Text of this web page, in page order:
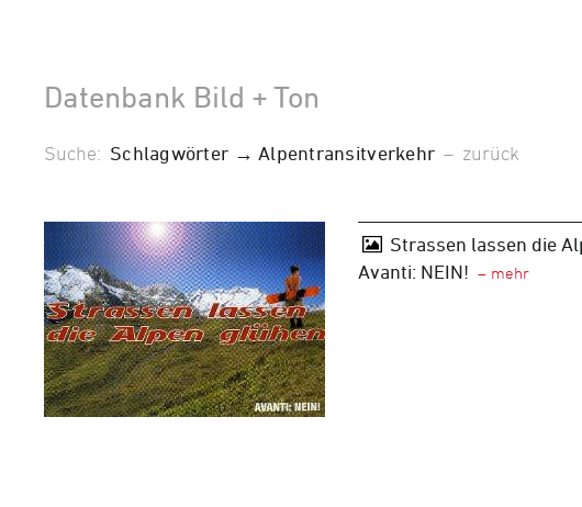
Datenbank Bild + Ton
Suche: Schlagwörter → Alpentransitverkehr – zurück
Strassen lassen die
Avanti: NEIN!